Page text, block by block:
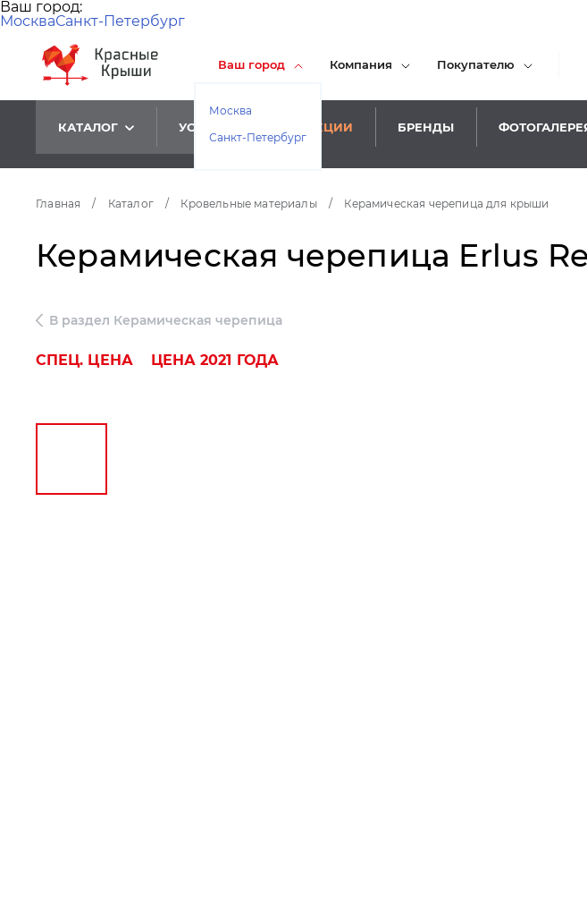
Ваш город:
МоскваСанкт-Петербург
Ваш город
Москва
Санкт-Петербург
Компания Покупателю
КАТАЛОГ УСЛУГИ АКЦИИ БРЕНДЫ
Главная / Каталог / Кровельные материалы / Керамическая черепица для крыши
Керамическая черепица Erlus
В раздел Керамическая черепица
СПЕЦ. ЦЕНА ЦЕНА 2021 ГОДА